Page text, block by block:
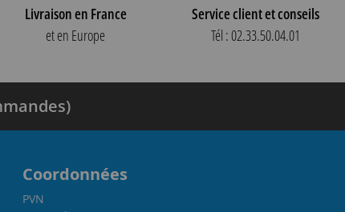
Livraison en France
et en Europe
Service client et conseils
Tél : 02.33.50.04.01
Coordonnées
PVN